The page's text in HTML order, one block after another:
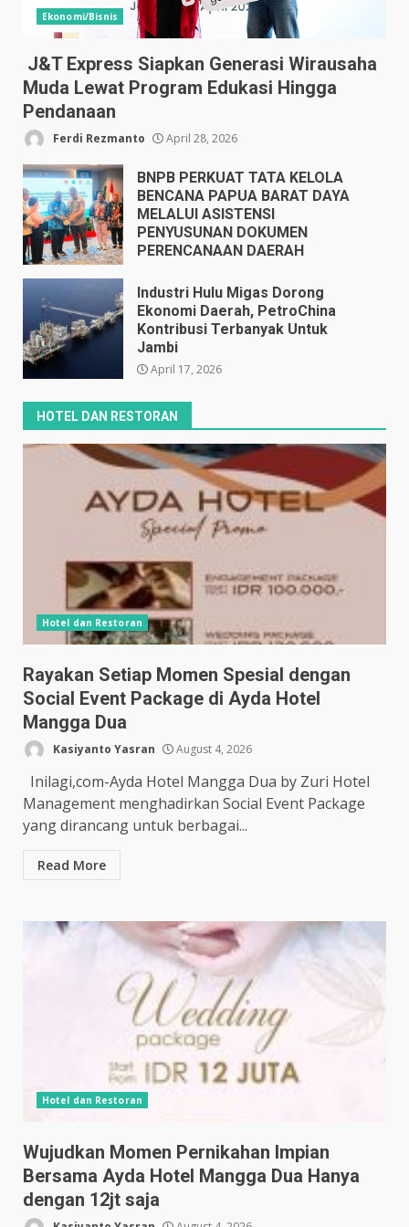
Ekonomi/Bisnis
J&T Express Siapkan Generasi Wirausaha
Muda Lewat Program Edukasi Hingga
Pendanaan
Ferdi Rezmanto April 28, 2026
BNPB PERKUAT TATA KELOLA
BENCANA PAPUA BARAT DAYA
MELALUI ASISTENSI
PENYUSUNAN DOKUMEN
PERENCANAAN DAERAH
Industri Hulu Migas Dorong
Ekonomi Daerah, PetroChina
Kontribusi Terbanyak Untuk
Jambi
April 17, 2026
HOTEL DAN RESTORAN
Hotel dan Restoran
Rayakan Setiap Momen Spesial dengan
Social Event Package di Ayda Hotel
Mangga Dua
Kasiyanto Yasran August 4, 2026
Inilagi,com-Ayda Hotel Mangga Dua by Zuri Hotel
Management menghadirkan Social Event Package
yang dirancang untuk berbagai...
Read More
Hotel dan Restoran
Wujudkan Momen Pernikahan Impian
Bersama Ayda Hotel Mangga Dua Hanya
dengan 12jt saja